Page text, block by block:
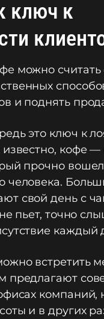
ключ к
можно
и поднять
это ключ к
известно, кофе
прочно
человека.
свой день с
пьет, точно
каждый
встретить
предлагают
компаний,
и в других